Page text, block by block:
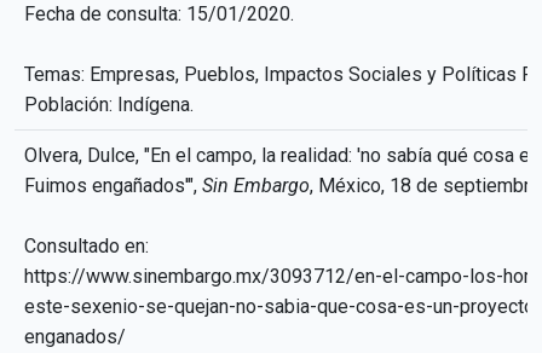
Fecha de consulta: 15/01/2020.
Temas: Empresas, Pueblos, Impactos Sociales y Políticas
Población: Indígena.
Olvera, Dulce, "En el campo, la realidad: 'no sabía qué cosa
Fuimos engañados'", Sin Embargo, México, 18 de
Consultado en:
https://www.sinembargo.mx/3093712/en-el-campo-los-
este-sexenio-se-quejan-no-sabia-que-cosa-es-un-
enganados/